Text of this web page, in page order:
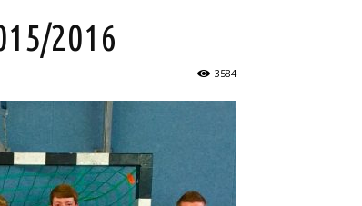
2016
3584